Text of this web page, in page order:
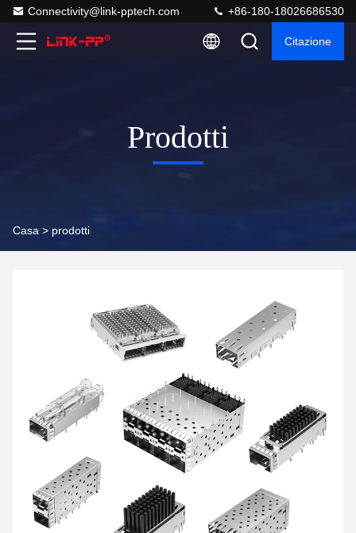
Connectivity@link-pptech.com +86-180-18026686530
Citazione
Prodotti
Casa > prodotti